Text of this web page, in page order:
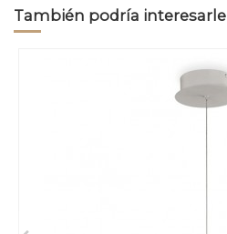
También podría interesarle